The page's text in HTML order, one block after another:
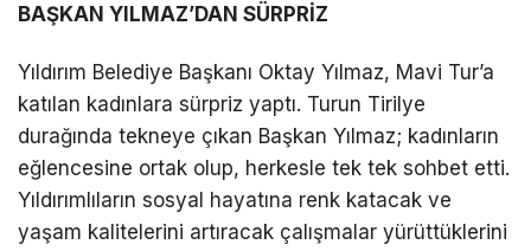
BAŞKAN YILMAZ’DAN SÜRPRİZ
Yıldırım Belediye Başkanı Oktay Yılmaz, Mavi Tur’a
katılan kadınlara sürpriz yaptı. Turun Tirilye
durağında tekneye çıkan Başkan Yılmaz; kadınların
eğlencesine ortak olup, herkesle tek tek sohbet etti.
Yıldırımlıların sosyal hayatına renk katacak ve
yaşam kalitelerini artıracak çalışmalar yürüttüklerini